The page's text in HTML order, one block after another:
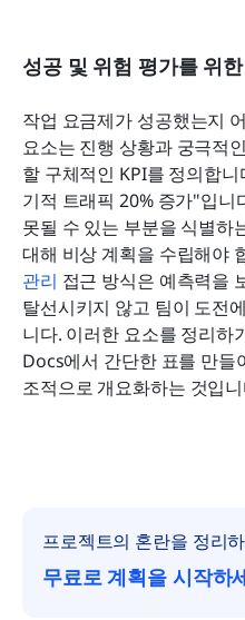
성공 및 위험 평가를 위
작업 요금제가 성공했는지
요소는 진행 상황과 궁극적
할 구체적인 KPI를 정의합
기적 트래픽 20% 증가"입니
못될 수 있는 부분을 식별하
대해 비상 계획을 수립해야
관리 접근 방식은 예측력을
탈선시키지 않고 팀이 도전
니다. 이러한 요소를 정리하
Docs에서 간단한 표를 만들
조적으로 개요화하는 것입
프로젝트의 혼란을 정리
무료로 계획을 시작하